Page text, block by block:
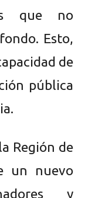
que no
Esto,
de
pública
Región de
un nuevo
y